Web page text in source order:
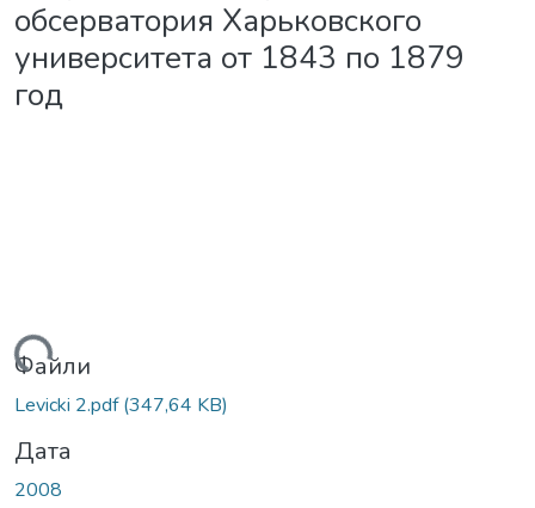
обсерватория Харьковского
университета от 1843 по 1879
год
Файли
Levicki 2.pdf(347,64 KB)
Дата
2008